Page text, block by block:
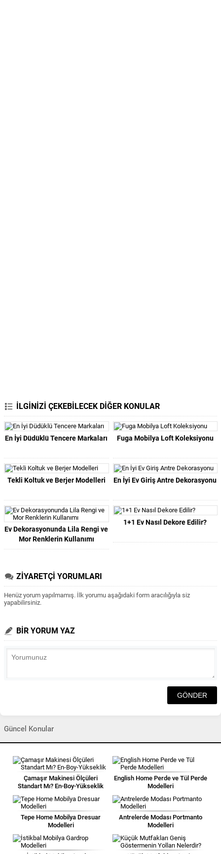
İLGİNİZİ ÇEKEBİLECEK DİĞER KONULAR
En İyi Düdüklü Tencere Markaları Fuga Mobilya Loft Koleksiyonu
Tekli Koltuk ve Berjer Modelleri En İyi Ev Giriş Antre Dekorasyonu
Ev Dekorasyonunda Lila Rengi ve
Mor Renklerin Kullanımı
1+1 Ev Nasıl Dekore Edilir?
ZİYARETÇİ YORUMLARI
Henüz yorum yapılmamış. İlk yorumu aşağıdaki form aracılığıyla siz
yapabilirsiniz.
BİR YORUM YAZ
Güncel Konular
Çamaşır Makinesi Ölçüleri
Standart Mı? En-Boy-Yükseklik
English Home Perde ve Tül Perde
Modelleri
Tepe Home Mobilya Dresuar
Modelleri
Antrelerde Modası Portmanto
Modelleri